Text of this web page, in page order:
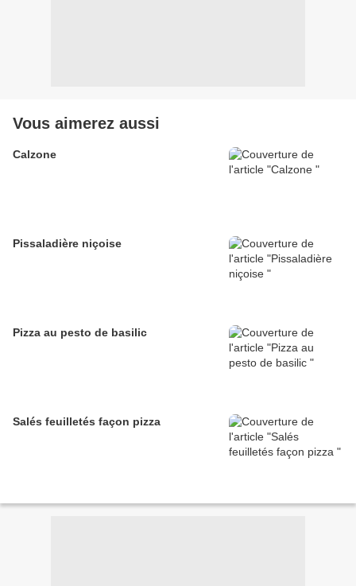
Vous aimerez aussi
Calzone
Pissaladière niçoise
Pizza au pesto de basilic
Salés feuilletés façon pizza